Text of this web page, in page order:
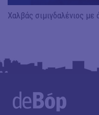
Χαλβάς σιμιγδαλένιος